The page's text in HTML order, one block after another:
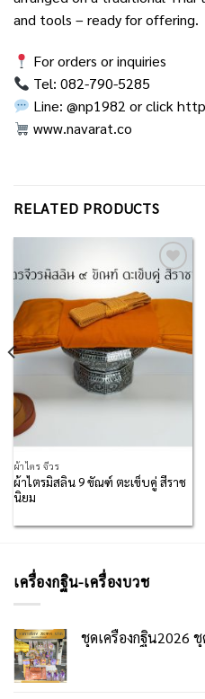
and tools – ready for offering.
For orders or inquiries
Tel: 082-790-5285
Line: @np1982 or click
www.navarat.co
RELATED PRODUCTS
Add to
Wishlist
ผ้าไตร จีวร
ผ้าไตรมิสลิน 9 ขัณฑ์ ตะเข็บคู่ สีราช
นิยม
เครื่องกฐิน-เครื่องบวช
ชุดเครื่องกฐิน2026